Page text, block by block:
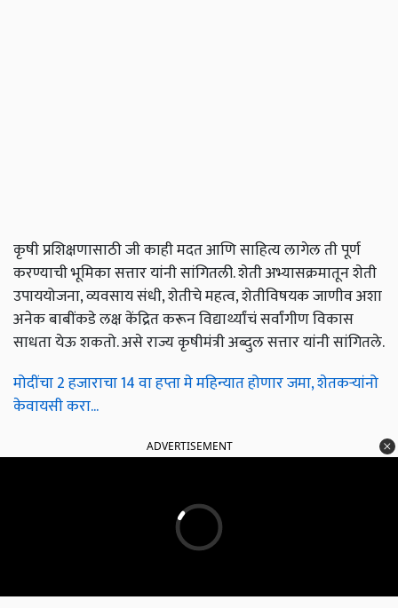
कृषी प्रशिक्षणासाठी जी काही मदत आणि साहित्य लागेल ती पूर्ण
करण्याची भूमिका सत्तार यांनी सांगितली. शेती अभ्यासक्रमातून शेती
उपाययोजना, व्यवसाय संधी, शेतीचे महत्व, शेतीविषयक जाणीव अशा
अनेक बाबींकडे लक्ष केंद्रित करून विद्यार्थ्यांचं सर्वांगीण विकास
साधता येऊ शकतो. असे राज्य कृषीमंत्री अब्दुल सत्तार यांनी सांगितले.
मोदींचा 2 हजाराचा 14 वा हप्ता मे महिन्यात होणार जमा, शेतकऱ्यांनो
केवायसी करा...
ADVERTISEMENT